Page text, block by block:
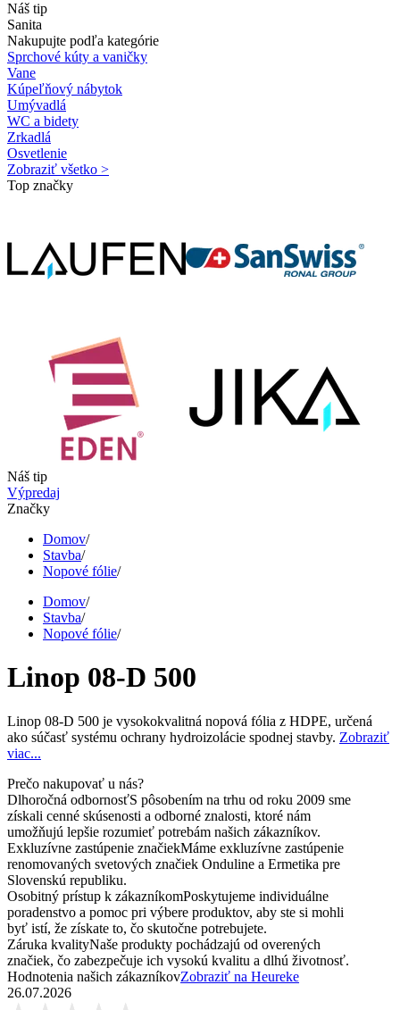
Náš tip
Sanita
Nakupujte podľa kategórie
Sprchové kúty a vaničky
Vane
Kúpeľňový nábytok
Umývadlá
WC a bidety
Zrkadlá
Osvetlenie
Zobraziť všetko >
Top značky
Náš tip
Výpredaj
Značky
Domov/
Stavba/
Nopové fólie/
Domov/
Stavba/
Nopové fólie/
Linop 08-D 500
Linop 08-D 500 je vysokokvalitná nopová fólia z HDPE, určená
ako súčasť systému ochrany hydroizolácie spodnej stavby. Zobraziť
viac...
Prečo nakupovať u nás?
Dlhoročná odbornosťS pôsobením na trhu od roku 2009 sme
získali cenné skúsenosti a odborné znalosti, ktoré nám
umožňujú lepšie rozumieť potrebám našich zákazníkov.
Exkluzívne zastúpenie značiekMáme exkluzívne zastúpenie
renomovaných svetových značiek Onduline a Ermetika pre
Slovenskú republiku.
Osobitný prístup k zákazníkomPoskytujeme individuálne
poradenstvo a pomoc pri výbere produktov, aby ste si mohli
byť istí, že získate to, čo skutočne potrebujete.
Záruka kvalityNaše produkty pochádzajú od overených
značiek, čo zabezpečuje ich vysokú kvalitu a dlhú životnosť.
Hodnotenia našich zákazníkovZobraziť na Heureke
26.07.2026